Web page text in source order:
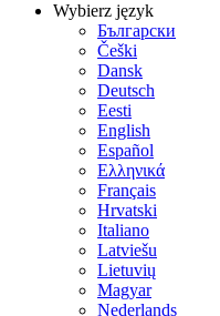
Wybierz język
Български
Češki
Dansk
Deutsch
Eesti
English
Español
Ελληνικά
Français
Hrvatski
Italiano
Latviešu
Lietuvių
Magyar
Nederlands